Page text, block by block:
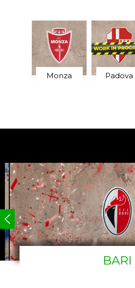
Monza Padova
BARI